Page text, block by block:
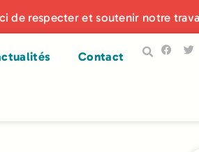
de respecter et soutenir notre
Contact